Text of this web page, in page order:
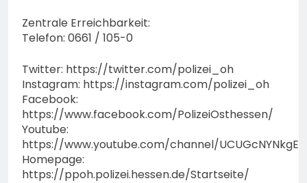
Zentrale Erreichbarkeit:
Telefon: 0661 / 105-0
Twitter: https://twitter.com/polizei_oh
Instagram: https://instagram.com/polizei_oh
Facebook:
https://www.facebook.com/PolizeiOsthessen/
Youtube:
https://www.youtube.com/channel/
Homepage:
https://ppoh.polizei.hessen.de/Startseite/